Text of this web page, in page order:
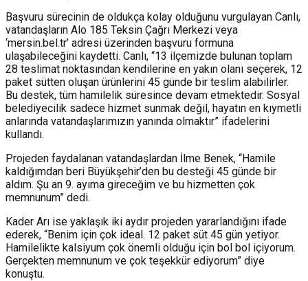
Başvuru sürecinin de oldukça kolay olduğunu vurgulayan Canlı,
vatandaşların Alo 185 Teksin Çağrı Merkezi veya
‘mersin.bel.tr’ adresi üzerinden başvuru formuna
ulaşabileceğini kaydetti. Canlı, “13 ilçemizde bulunan toplam
28 teslimat noktasından kendilerine en yakın olanı seçerek, 12
paket sütten oluşan ürünlerini 45 günde bir teslim alabilirler.
Bu destek, tüm hamilelik süresince devam etmektedir. Sosyal
belediyecilik sadece hizmet sunmak değil, hayatın en kıymetli
anlarında vatandaşlarımızın yanında olmaktır” ifadelerini
kullandı.
Projeden faydalanan vatandaşlardan İlme Benek, “Hamile
kaldığımdan beri Büyükşehir’den bu desteği 45 günde bir
aldım. Şu an 9. ayıma gireceğim ve bu hizmetten çok
memnunum” dedi.
Kader Arı ise yaklaşık iki aydır projeden yararlandığını ifade
ederek, “Benim için çok ideal. 12 paket süt 45 gün yetiyor.
Hamilelikte kalsiyum çok önemli olduğu için bol bol içiyorum.
Gerçekten memnunum ve çok teşekkür ediyorum” diye
konuştu.